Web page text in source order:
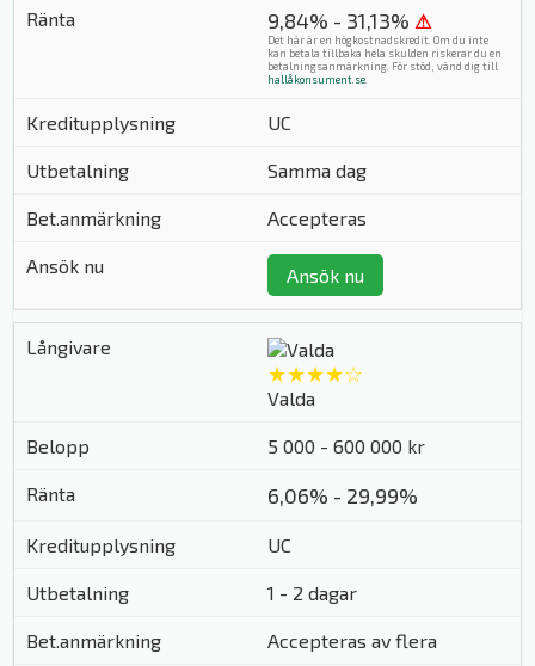
9,84% - 31,13% ⚠
Det här är en högkostnadskredit. Om du inte
kan betala tillbaka hela skulden riskerar du en
betalningsanmärkning. För stöd, vänd dig till
hallåkonsument.se
UC
Samma dag
Accepteras
Ansök nu
★★★★☆
Valda
5 000 - 600 000 kr
6,06% - 29,99%
UC
1 - 2 dagar
Accepteras av flera